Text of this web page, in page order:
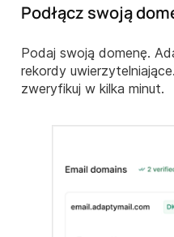
Podłącz swoją
Podaj swoją domenę.
rekordy
zweryfikuj w kilka minut.